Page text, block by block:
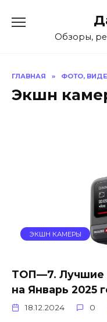
содержаниюОбзоры,
ГЛАВНАЯ » ФОТО,
Экшн
ЭКШН КАМЕРЫ
ТОП—7. Лучшие
на Январь 2025
18.12.2024 0